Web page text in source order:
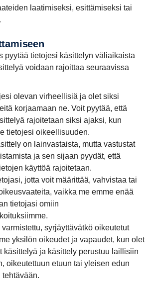
laatimiseksi, esittämiseksi tai
pyytää tietojesi käsittelyn väliaikaista
voidaan rajoittaa seuraavissa
olevan virheellisiä ja olet siksi
korjaamaan ne. Voit pyytää, että
rajoitetaan siksi ajaksi, kun
tietojesi oikeellisuuden.
on lainvastaista, mutta vastustat
ja sen sijaan pyydät, että
käyttöä rajoitetaan.
jotta voit määrittää, vahvistaa tai
vaikka me emme enää
tietojasi omiin
varmistettu, syrjäyttävätkö oikeutetut
yksilön oikeudet ja vapaudet, kun olet
käsittelyä ja käsittely perustuu laillisiin
oikeutettuun etuun tai yleisen edun
tehtävään.